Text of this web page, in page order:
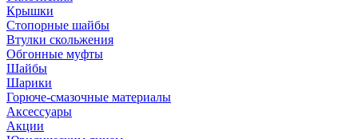
Крышки
Стопорные шайбы
Втулки скольжения
Обгонные муфты
Шайбы
Шарики
Горюче-смазочные материалы
Аксессуары
Акции